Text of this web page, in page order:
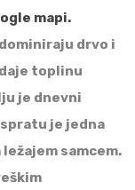
mapi.
drvo i
toplinu
je dnevni
je jedna
samcem.